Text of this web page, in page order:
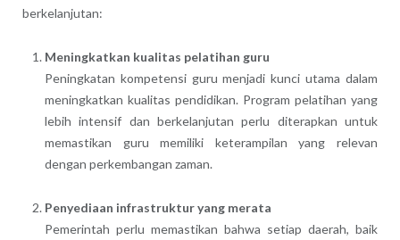
berkelanjutan:
Meningkatkan kualitas pelatihan guru
Peningkatan kompetensi guru menjadi kunci utama dalam
meningkatkan kualitas pendidikan. Program pelatihan yang
lebih intensif dan berkelanjutan perlu diterapkan untuk
memastikan guru memiliki keterampilan yang relevan
dengan perkembangan zaman.
Penyediaan infrastruktur yang merata
Pemerintah perlu memastikan bahwa setiap daerah, baik